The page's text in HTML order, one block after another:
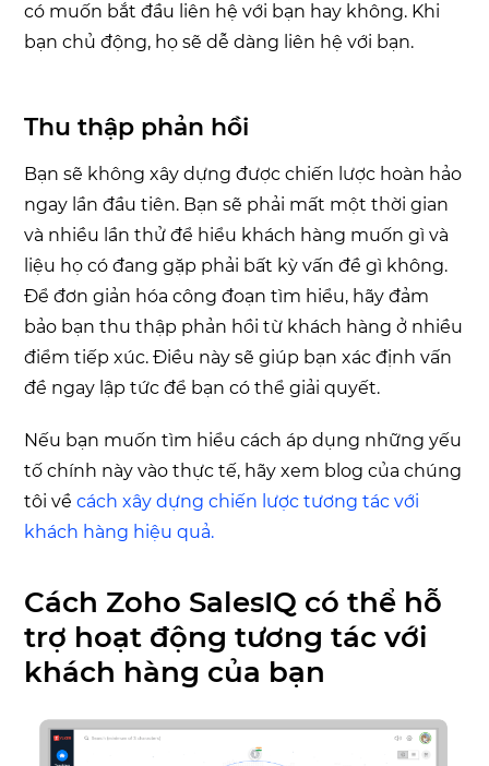
có muốn bắt đầu liên hệ với bạn hay không. Khi
bạn chủ động, họ sẽ dễ dàng liên hệ với bạn.
Thu thập phản hồi
Bạn sẽ không xây dựng được chiến lược hoàn hảo
ngay lần đầu tiên. Bạn sẽ phải mất một thời gian
và nhiều lần thử để hiểu khách hàng muốn gì và
liệu họ có đang gặp phải bất kỳ vấn đề gì không.
Để đơn giản hóa công đoạn tìm hiểu, hãy đảm
bảo bạn thu thập phản hồi từ khách hàng ở nhiều
điểm tiếp xúc. Điều này sẽ giúp bạn xác định vấn
đề ngay lập tức để bạn có thể giải quyết.
Nếu bạn muốn tìm hiểu cách áp dụng những yếu
tố chính này vào thực tế, hãy xem blog của chúng
tôi vềcách xây dựng chiến lược tương tác với
khách hàng hiệu quả.
Cách Zoho SalesIQ có thể hỗ
trợ hoạt động tương tác với
khách hàng của bạn